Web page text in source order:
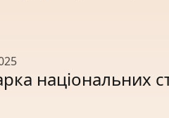
національних